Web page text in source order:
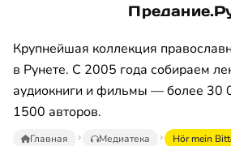
Крупнейшая коллекция
в Рунете. С 2005 года собираем
аудиокниги и фильмы — более 30
1500 авторов.
Главная Медиатека Hör mein